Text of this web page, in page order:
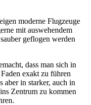
moderne Flugzeuge
mit auswehendem
geflogen werden
dass man sich in
exakt zu führen
aber in starker, auch in
Zentrum zu kommen